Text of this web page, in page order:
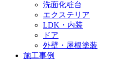
洗面化粧台
エクステリア
LDK・内装
ドア
外壁・屋根塗装
施工事例